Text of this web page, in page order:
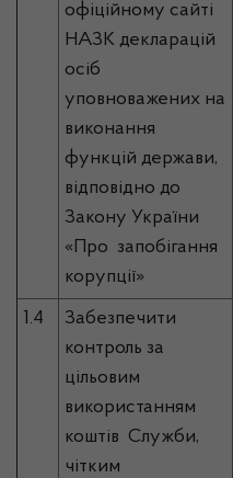
офіційному сайті
НАЗК декларацій
осіб
уповноважених на
виконання
функцій держави,
відповідно до
Закону України
«Про запобігання
корупції»
1.4
Забезпечити
контроль за
цільовим
використанням
коштів Служби,
чітким